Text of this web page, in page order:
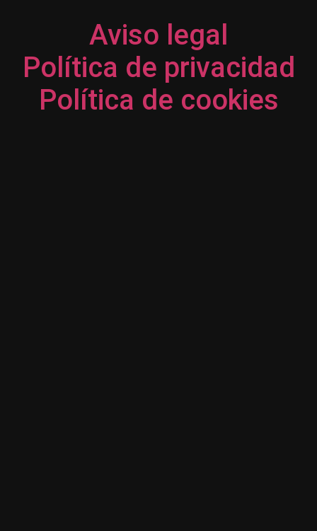
Aviso legal
Política de privacidad
Política de cookies